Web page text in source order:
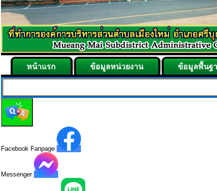
หน้าแรก ข้อมูลหน่วยงาน ข้อมูลพื้นฐ
Facebook Fanpage
Messenger